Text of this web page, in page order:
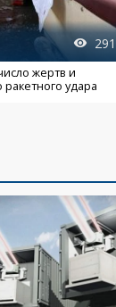
291
жертв и
удара